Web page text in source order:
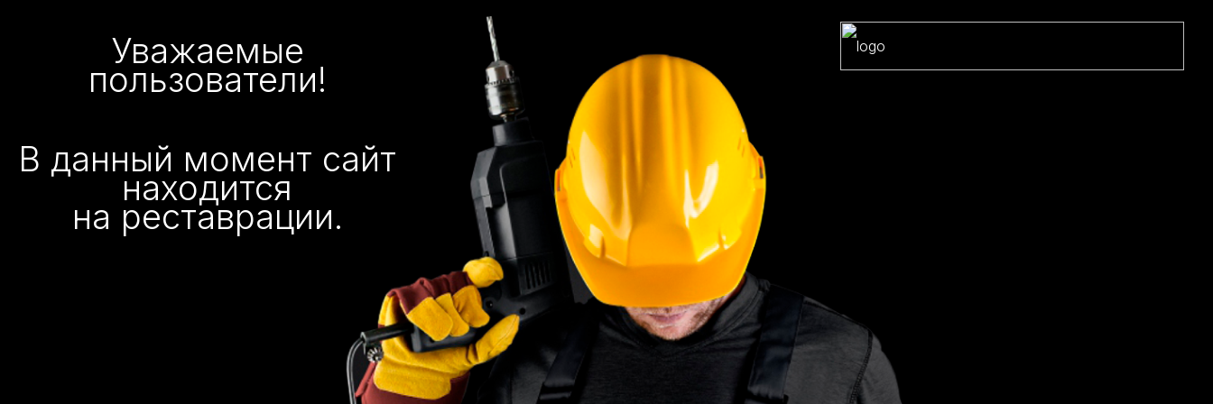
Уважаемые
пользователи!
В данный момент сайт
находится
на реставрации.